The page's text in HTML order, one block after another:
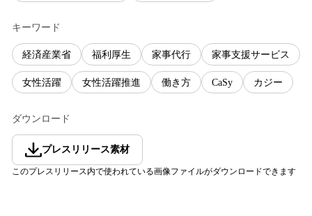
キーワード
経済産業省 福利厚生 家事代行 家事支援サービス
女性活躍 女性活躍推進 働き方 CaSy カジー
ダウンロード
プレスリリース素材
このプレスリリース内で使われている画像ファイルがダウンロードできます